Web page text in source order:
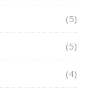
(5)
(5)
(4)